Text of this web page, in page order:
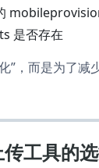
是否存在
”，而是为了减
工具的